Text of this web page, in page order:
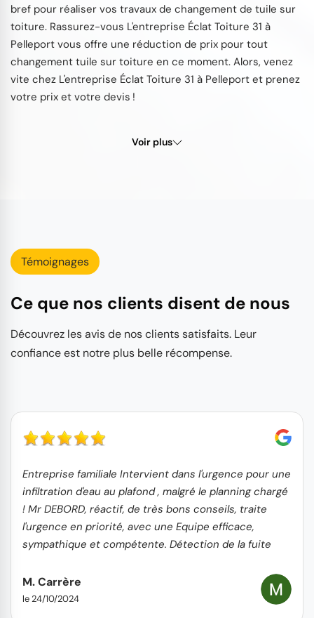
bref pour réaliser vos travaux de changement de tuile sur
toiture. Rassurez-vous L'entreprise Éclat Toiture 31 à
Pelleport vous offre une réduction de prix pour tout
changement tuile sur toiture en ce moment. Alors, venez
vite chez L'entreprise Éclat Toiture 31 à Pelleport et prenez
votre prix et votre devis !
Voir plus
Témoignages
Ce que nos clients disent de nous
Découvrez les avis de nos clients satisfaits. Leur
confiance est notre plus belle récompense.
Entreprise familiale Intervient dans l'urgence pour une
infiltration d'eau au plafond , malgré le planning chargé
! Mr DEBORD, réactif, de très bons conseils, traite
l'urgence en priorité, avec une Equipe efficace,
sympathique et compétente. Détection de la fuite
nettoyage toiture, gouttières et remplacement tuiles
cassées Travail propre, soigné et professionnel. Je
M. Carrère
le 24/10/2024